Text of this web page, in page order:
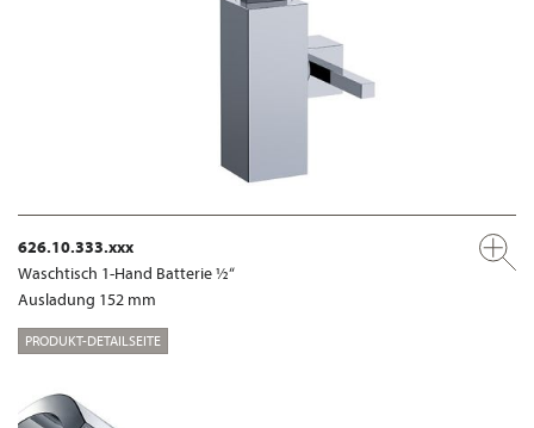
626.10.333.xxx
Waschtisch 1-Hand Batterie ½“
Ausladung 152 mm
PRODUKT-DETAILSEITE